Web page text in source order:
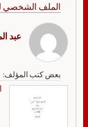
الملف الشخصي
عبد
بعض كتب المؤلف: